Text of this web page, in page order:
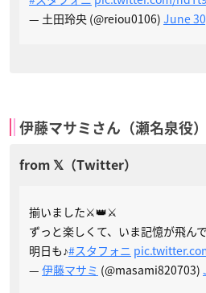
— 土田玲央 (@reiou0106) June
伊藤マサミさん（瀬名泉役）
揃いました⚔️👑⚔️
ずっと楽しくて、いま記憶が飛ん
明日も♪#スタフォニ
— 伊藤マサミ (@masami820703)